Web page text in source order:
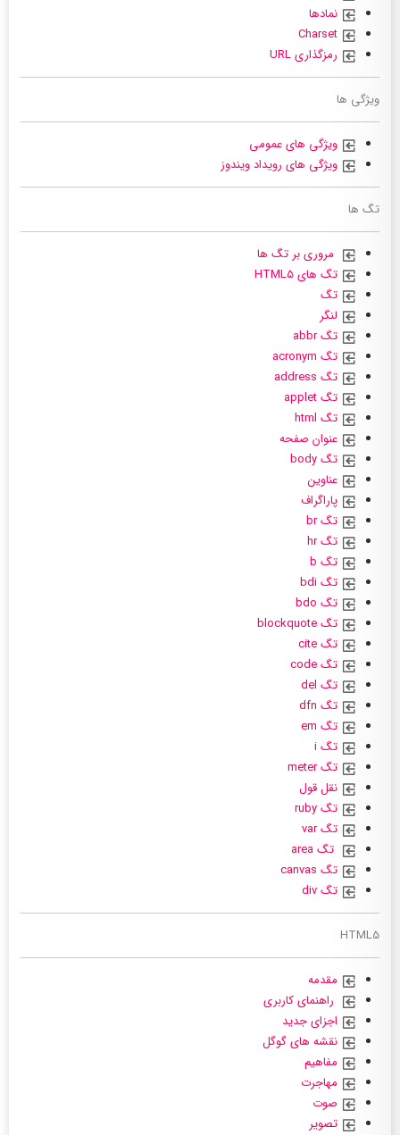
نمادها
رمزگذاری URL
ویژگی ها
ویژگی های عمومی
ویژگی های رویداد ویندوز
تگ ها
مروری بر تگ ها
تگ های HTML5
تگ
لنگر
تگ abbr
تگ acronym
تگ address
تگ applet
تگ html
عنوان صفحه
تگ body
عناوین
پاراگراف
تگ br
تگ hr
تگ b
تگ bdi
تگ bdo
تگ blockquote
تگ cite
تگ code
تگ del
تگ dfn
تگ em
تگ i
تگ meter
نقل قول
تگ ruby
تگ var
تگ area
تگ canvas
تگ div
HTML5
مقدمه
راهنمای کاربری
اجزای جدید
نقشه های گوگل
مفاهیم
مهاجرت
صوت
تصویر